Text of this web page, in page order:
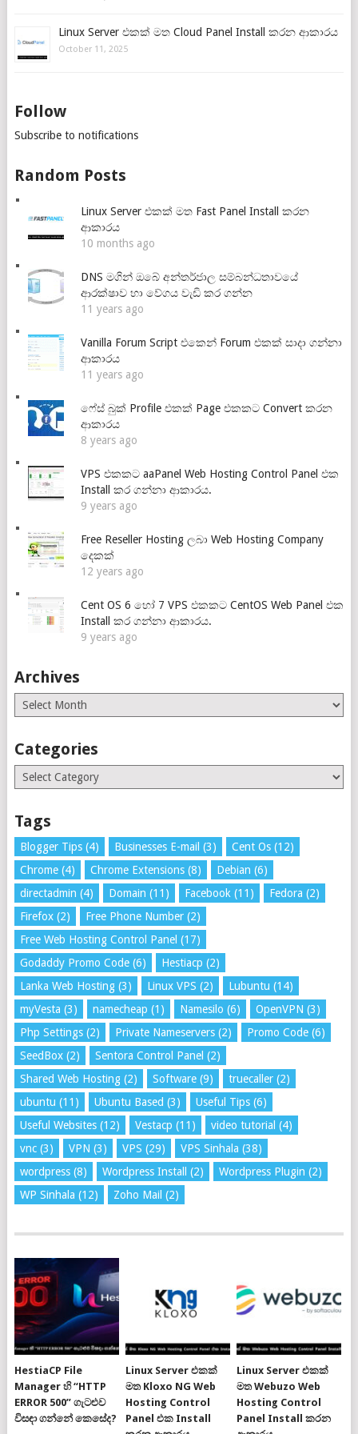
Linux Server එකක් මත Cloud Panel Install කරන ආකාරය
October 11, 2025
Follow
Subscribe to notifications
Random Posts
Linux Server එකක් මත Fast Panel Install කරන
ආකාරය
10 months ago
DNS මගින් ඔබේ අන්තර්ජාල සම්බන්ධතාවයේ
ආරක්ෂාව හා වේගය වැඩි කර ගන්න
11 years ago
Vanilla Forum Script එකෙන් Forum එකක් සාදා ගන්නා
ආකාරය
11 years ago
ෆේස් බුක් Profile එකක් Page එකකට Convert කරන
ආකාරය
8 years ago
VPS එකකට aaPanel Web Hosting Control Panel එක
Install කර ගන්නා ආකාරය.
9 years ago
Free Reseller Hosting ලබා Web Hosting Company
දෙකක්
12 years ago
Cent OS 6 හෝ 7 VPS එකකට CentOS Web Panel එක
Install කර ගන්නා ආකාරය.
9 years ago
Archives
Archives
Categories
Categories
Tags
Blogger Tips(4) Businesses E-mail (3) Cent Os(12)
Chrome(4) Chrome Extensions(8) Debian (6)
directadmin (4) Domain (11) Facebook (11) Fedora (2)
Firefox(2) Free Phone Number(2)
Free Web Hosting Control Panel (17)
Godaddy Promo Code(6) Hestiacp (2)
Lanka Web Hosting(3) Linux VPS (2) Lubuntu (14)
myVesta (3) namecheap (1) Namesilo (6) OpenVPN (3)
Php Settings(2) Private Nameservers(2) Promo Code(6)
SeedBox(2) Sentora Control Panel (2)
Shared Web Hosting(2) Software(9) truecaller(2)
ubuntu (11) Ubuntu Based (3) Useful Tips(6)
Useful Websites(12) Vestacp (11) video tutorial (4)
vnc(3) VPN (3) VPS (29) VPS Sinhala (38)
wordpress(8) Wordpress Install (2) Wordpress Plugin (2)
WP Sinhala (12) Zoho Mail (2)
HestiaCP File
Manager හි “HTTP
ERROR 500” ගැටළුව
විසඳා ගන්නේ කෙසේද?
Linux Server එකක්
මත Kloxo NG Web
Hosting Control
Panel එක Install
Linux Server එකක්
මත Webuzo Web
Hosting Control
Panel Install කරන